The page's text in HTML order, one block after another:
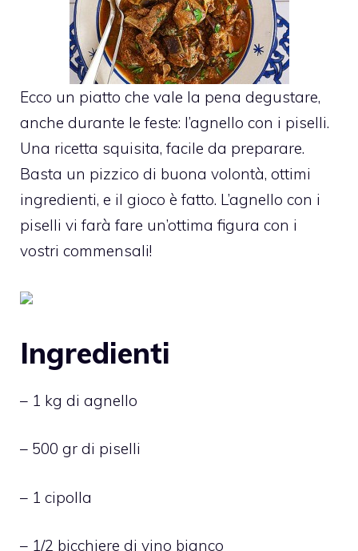
Ecco un piatto che vale la pena degustare,
anche durante le feste: l’agnello con i piselli.
Una ricetta squisita, facile da preparare.
Basta un pizzico di buona volontà, ottimi
ingredienti, e il gioco è fatto. L’agnello con i
piselli vi farà fare un’ottima figura con i
vostri commensali!
Ingredienti
– 1 kg di agnello
– 500 gr di piselli
– 1 cipolla
– 1/2 bicchiere di vino bianco